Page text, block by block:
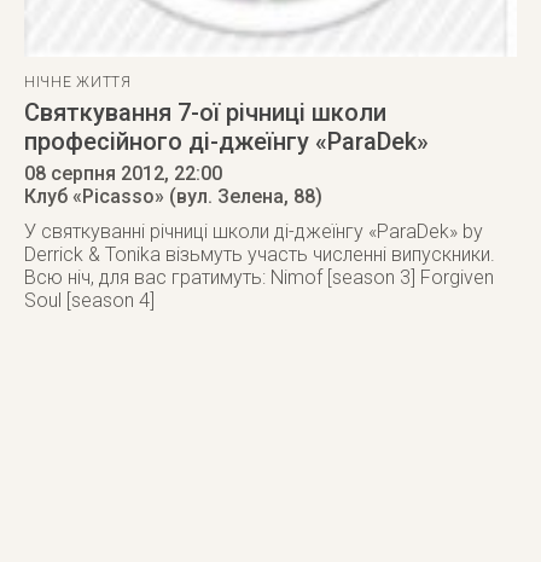
НІЧНЕ ЖИТТЯ
Святкування 7-ої річниці школи
професійного ді-джеїнгу «ParaDek»
08 серпня 2012, 22:00
Клуб «Picasso» (вул. Зелена, 88)
У святкуванні річниці школи ді-джеїнгу «ParaDek» by
Derrick & Tonika візьмуть участь численні випускники.
Всю ніч, для вас гратимуть: Nimof [season 3] Forgiven
Soul [season 4]